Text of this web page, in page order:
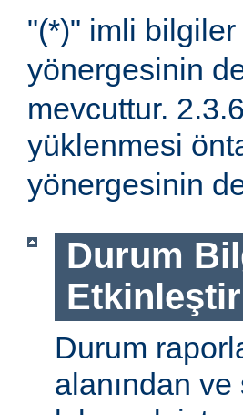
"(*)" imli
yönergesinin
mevcuttur.
yüklenmesi
yönergesinin
Durum
Durum
alanından ve